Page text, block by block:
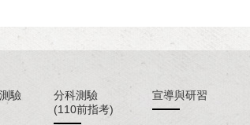
驗
分科測驗
(110前指考)
宣導與研習